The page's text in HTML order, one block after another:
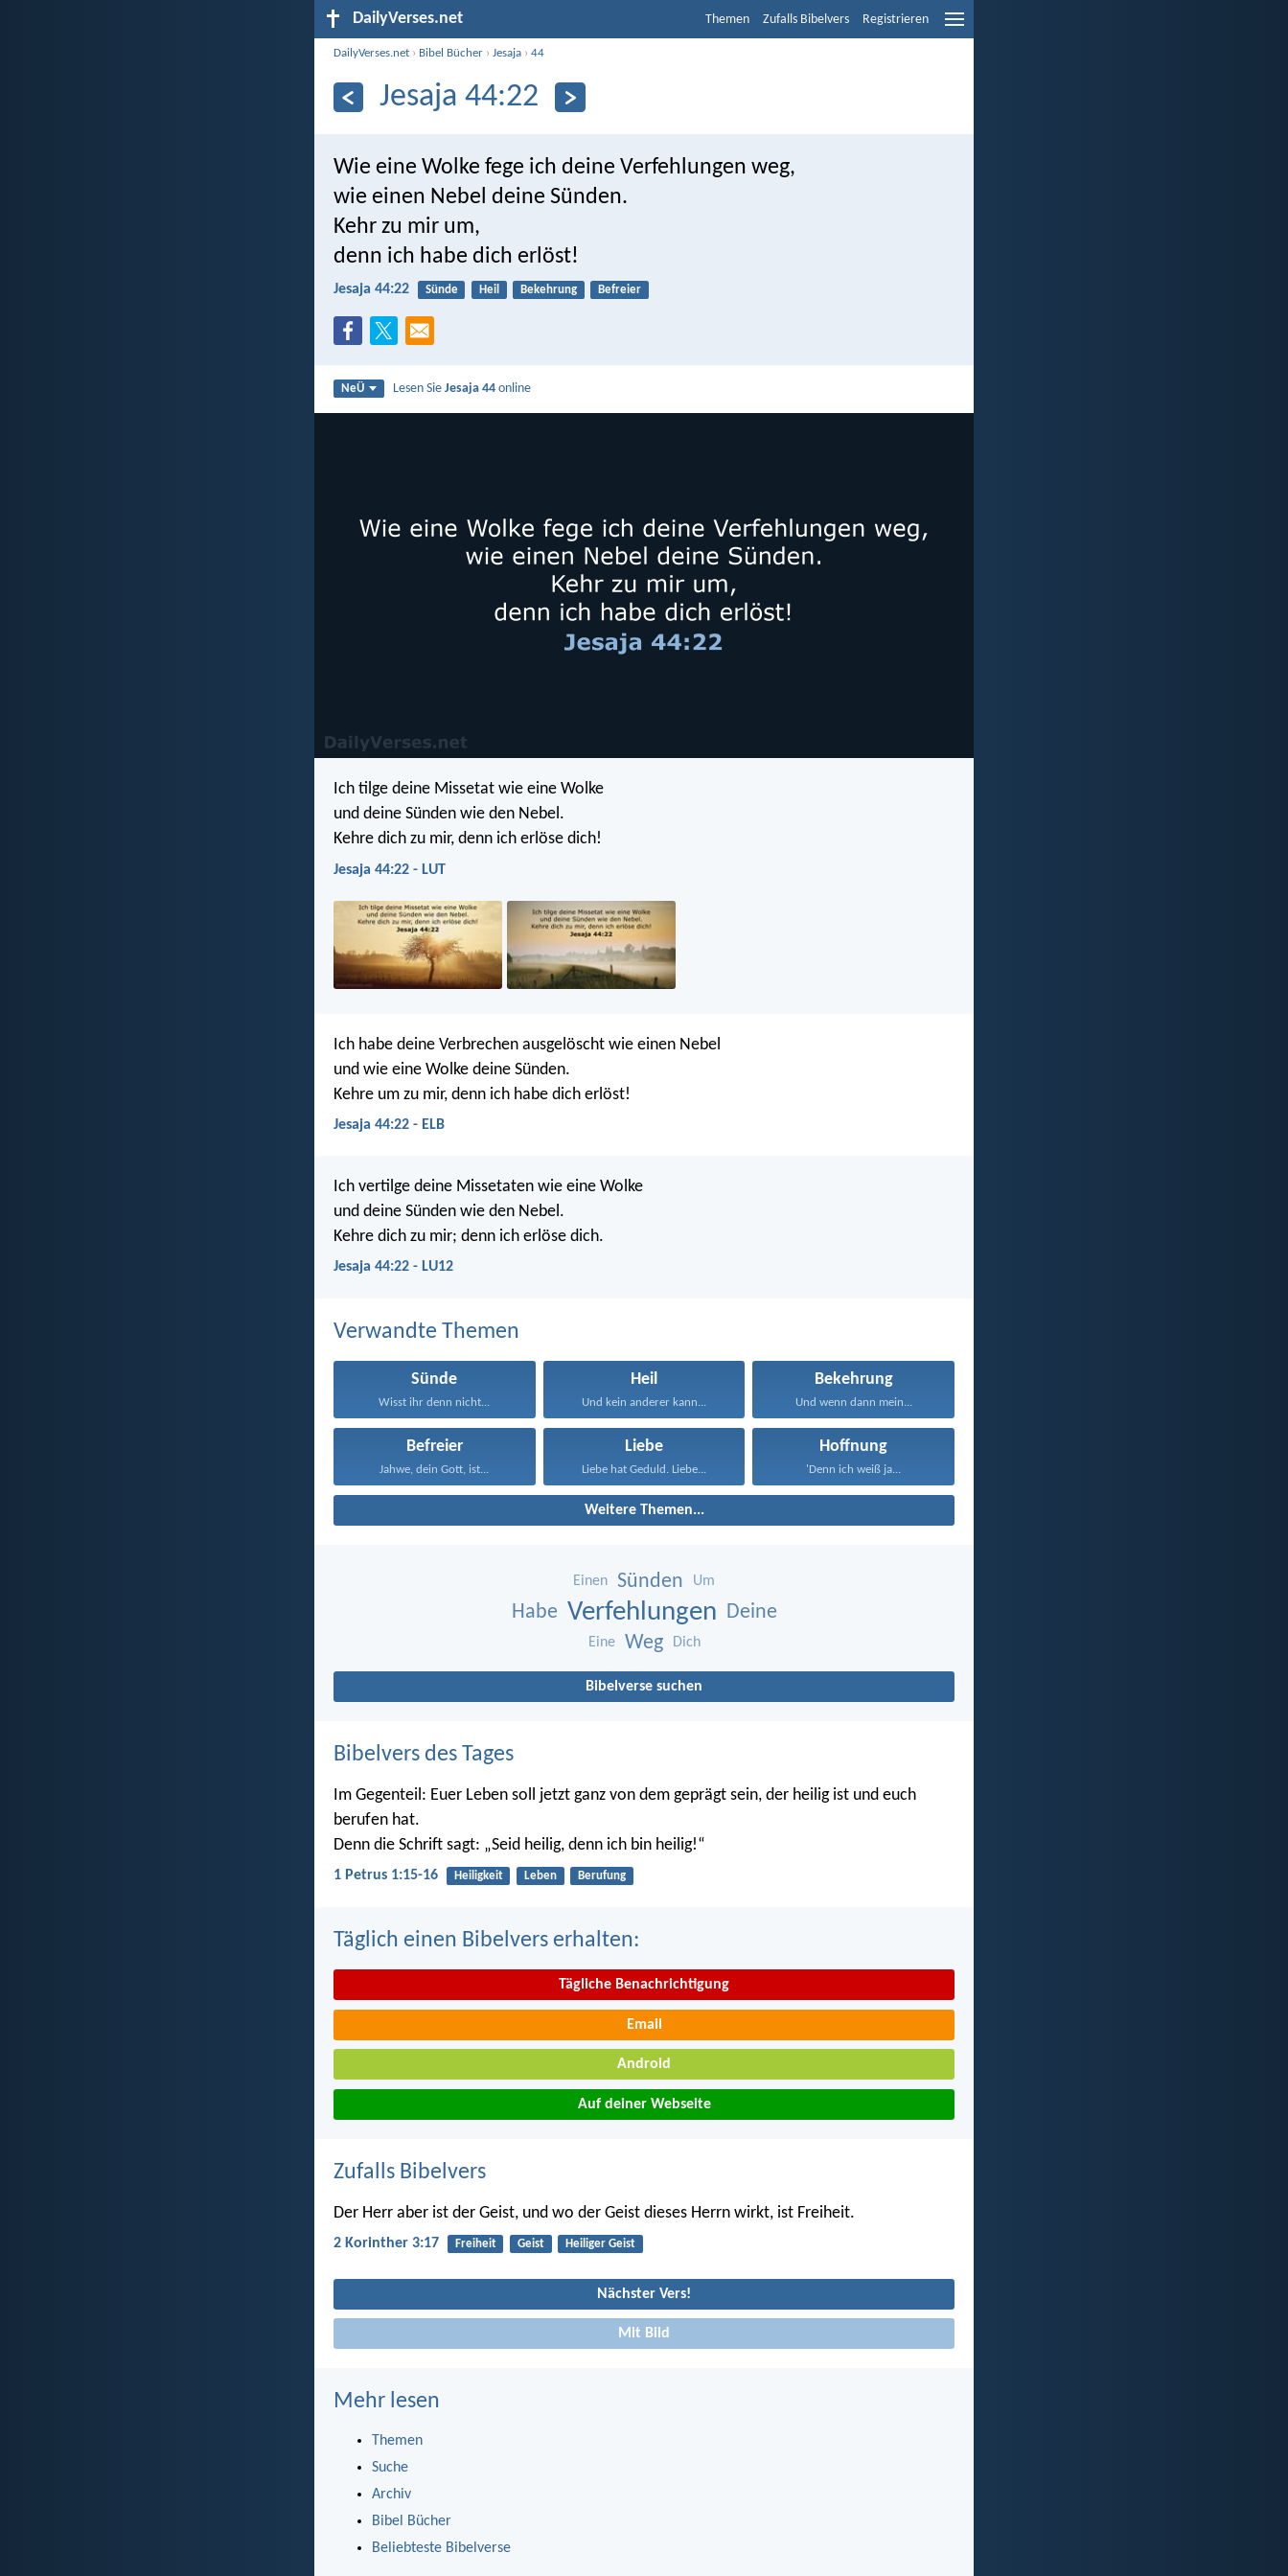
DailyVerses.net Themen Zufalls Bibelvers Registrieren
DailyVerses.net › Bibel Bücher ›Jesaja ›44
Jesaja 44:22
Wie eine Wolke fege ich deine Verfehlungen weg,
wie einen Nebel deine Sünden.
Kehr zu mir um,
denn ich habe dich erlöst!
Jesaja 44:22 Sünde Heil Bekehrung Befreier
NeÜ Lesen SieJesaja 44 online
Ich tilge deine Missetat wie eine Wolke
und deine Sünden wie den Nebel.
Kehre dich zu mir, denn ich erlöse dich!
Jesaja 44:22 - LUT
Ich habe deine Verbrechen ausgelöscht wie einen Nebel
und wie eine Wolke deine Sünden.
Kehre um zu mir, denn ich habe dich erlöst!
Jesaja 44:22 - ELB
Ich vertilge deine Missetaten wie eine Wolke
und deine Sünden wie den Nebel.
Kehre dich zu mir; denn ich erlöse dich.
Jesaja 44:22 - LU12
Verwandte Themen
Sünde
Wisst ihr denn nicht...
Heil
Und kein anderer kann...
Bekehrung
Und wenn dann mein...
Befreier
Jahwe, dein Gott, ist...
Liebe
Liebe hat Geduld. Liebe...
Hoffnung
'Denn ich weiß ja...
Weitere Themen...
Einen Sünden Um
Habe Verfehlungen Deine
Eine Weg Dich
Bibelverse suchen
Bibelvers des Tages
Im Gegenteil: Euer Leben soll jetzt ganz von dem geprägt sein, der heilig ist und euch
berufen hat.
Denn die Schrift sagt: „Seid heilig, denn ich bin heilig!“
1 Petrus 1:15-16 Heiligkeit Leben Berufung
Täglich einen Bibelvers erhalten:
Tägliche Benachrichtigung
Email
Android
Auf deiner Webseite
Zufalls Bibelvers
Der Herr aber ist der Geist, und wo der Geist dieses Herrn wirkt, ist Freiheit.
2 Korinther 3:17 Freiheit Geist Heiliger Geist
Nächster Vers!
Mit Bild
Mehr lesen
Themen
Suche
Archiv
Bibel Bücher
Beliebteste Bibelverse